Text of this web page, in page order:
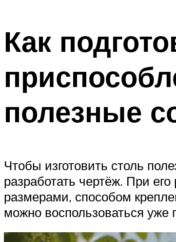
Как
полезные
Чтобы изготовить столь
разработать чертёж. При
размерами, способом
можно воспользоваться уже